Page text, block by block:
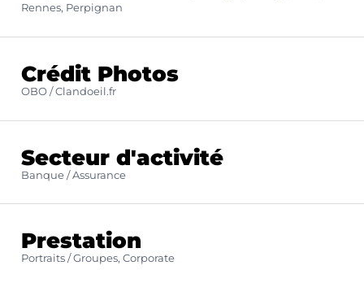
Rennes, Perpignan
Crédit Photos
OBO / Clandoeil.fr
Secteur d'activité
Banque / Assurance
Prestation
Portraits / Groupes, Corporate